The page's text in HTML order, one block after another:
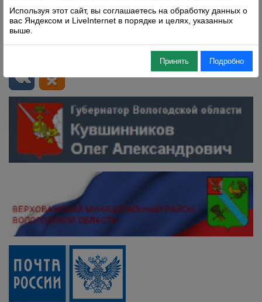
Используя этот сайт, вы соглашаетесь на обработку данных о
вас Яндексом и LiveInternet в порядке и целях, указанных
выше.
Принять Подробно